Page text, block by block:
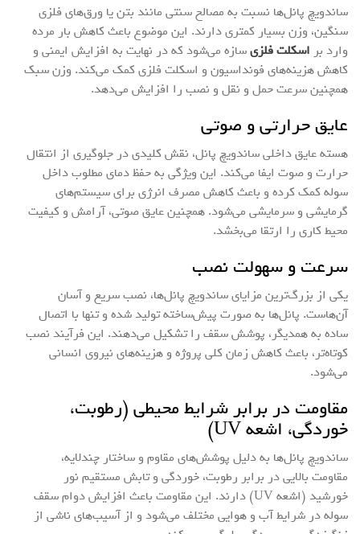
ساندویچ پانل‌ها نسبت به مصالح سنتی مانند بتن یا ورق‌های فلزی
سنگین، وزن بسیار کمتری دارند. این موضوع باعث کاهش بار مرده
وارد بر اسکلت فلزیسازه می‌شود که در نهایت به افزایش ایمنی و
کاهش هزینه‌های فونداسیون و اسکلت فلزی کمک می‌کند. وزن سبک
همچنین سرعت حمل و نقل و نصب را افزایش می‌دهد.
عایق حرارتی و صوتی
هسته عایق داخلی ساندویچ پانل، نقش کلیدی در جلوگیری از انتقال
حرارت و صوت ایفا می‌کند. این ویژگی به حفظ دمای مطلوب داخل
سوله کمک کرده و باعث کاهش مصرف انرژی برای سیستم‌های
گرمایشی و سرمایشی می‌شود. همچنین عایق صوتی، آرامش و کیفیت
محیط کاری را ارتقا می‌بخشد.
سرعت و سهولت نصب
یکی از بزرگ‌ترین مزایای ساندویچ پانل‌ها، نصب سریع و آسان
آن‌هاست. پانل‌ها به صورت پیش‌ساخته تولید شده و تنها با اتصال
ساده به همدیگر، پوشش سقف را تشکیل می‌دهند. این فرآیند نصب
کوتاه‌تر، باعث کاهش زمان کلی پروژه و هزینه‌های نیروی انسانی
می‌شود.
مقاومت در برابر شرایط محیطی (رطوبت،
خوردگی، اشعه UV)
ساندویچ پانل‌ها به دلیل پوشش‌های مقاوم و ساختار چندلایه،
مقاومت بالایی در برابر رطوبت، خوردگی و تابش مستقیم نور
خورشید (اشعه UV) دارند. این مقاومت باعث افزایش دوام سقف
سوله در شرایط آب و هوایی مختلف می‌شود و از آسیب‌های ناشی از